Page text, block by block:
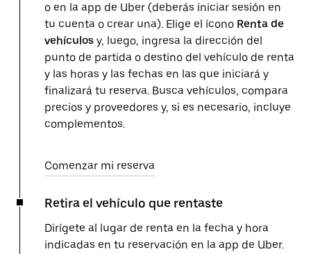
o en la app de Uber (deberás iniciar sesión en
tu cuenta o crear una). Elige el ícono Renta de
vehículos y, luego, ingresa la dirección del
punto de partida o destino del vehículo de renta
y las horas y las fechas en las que iniciará y
finalizará tu reserva. Busca vehículos, compara
precios y proveedores y, si es necesario, incluye
complementos.
Comenzar mi reserva
Retira el vehículo que rentaste
Dirígete al lugar de renta en la fecha y hora
indicadas en tu reservación en la app de Uber.